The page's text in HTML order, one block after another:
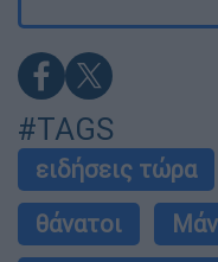
#TAGS
ειδήσεις τώρα
θάνατοι